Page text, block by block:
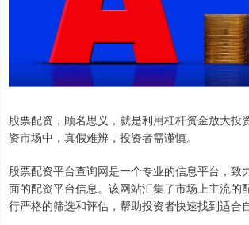
股票配资，顾名思义，就是利用杠杆资金放大投
资市场中，真假难辨，投资者需谨慎。
股票配资平台查询网是一个专业的信息平台，致
面的配资平台信息。该网站汇集了市场上主流的
行严格的筛选和评估，帮助投资者快速找到适合